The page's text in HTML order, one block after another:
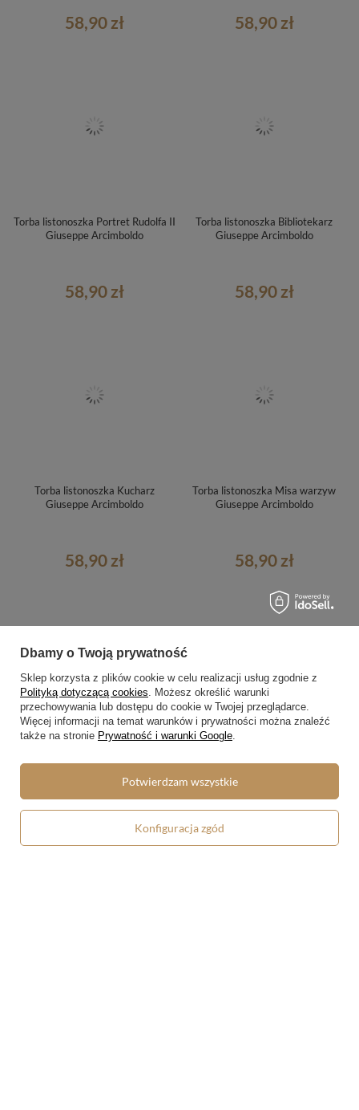
58,90 zł 58,90 zł
Torba listonoszka Portret Rudolfa II
Giuseppe Arcimboldo
58,90 zł
Torba listonoszka Bibliotekarz
Giuseppe Arcimboldo
58,90 zł
Torba listonoszka Kucharz
Giuseppe Arcimboldo
58,90 zł
Torba listonoszka Misa warzyw
Giuseppe Arcimboldo
58,90 zł
Dbamy o Twoją prywatność
Sklep korzysta z plików cookie w celu realizacji usług zgodnie z
Polityką dotyczącą cookies. Możesz określić warunki
przechowywania lub dostępu do cookie w Twojej przeglądarce.
Więcej informacji na temat warunków i prywatności można znaleźć
także na stronie Prywatność i warunki Google.
Konfiguracja zgód
Potwierdzam wszystkie